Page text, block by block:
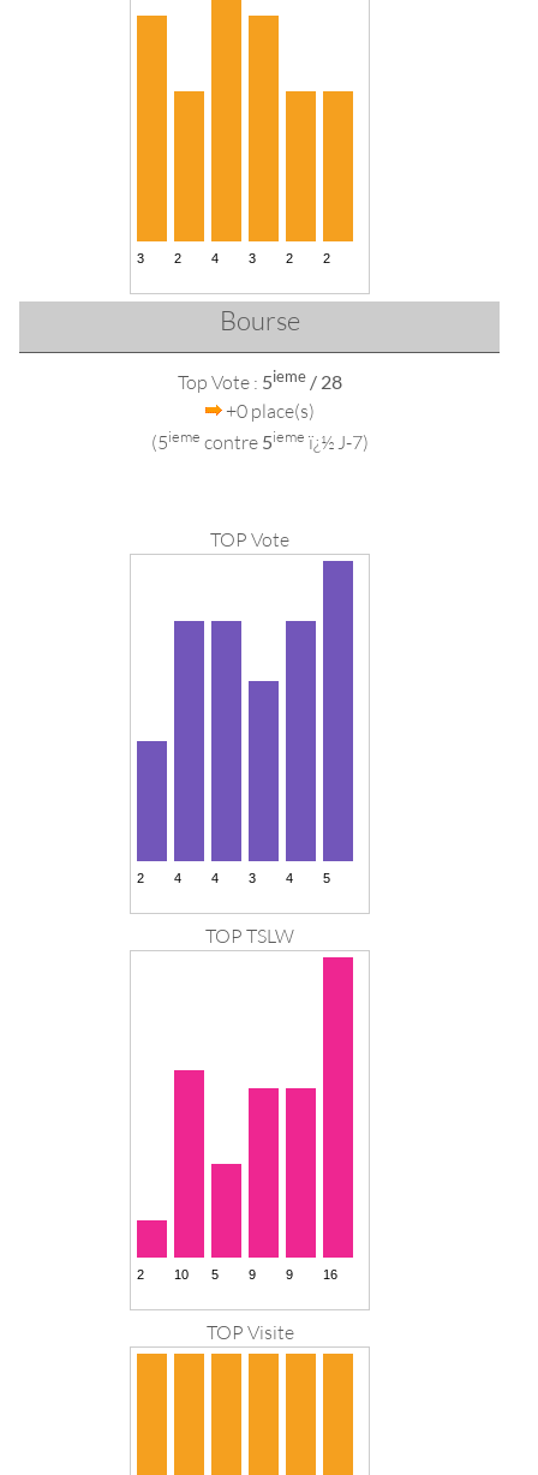
Bourse
Top Vote : 5ieme/ 28
+0 place(s)
(5ieme contre 5ieme ï¿½ J-7)
TOP Vote
TOP TSLW
TOP Visite